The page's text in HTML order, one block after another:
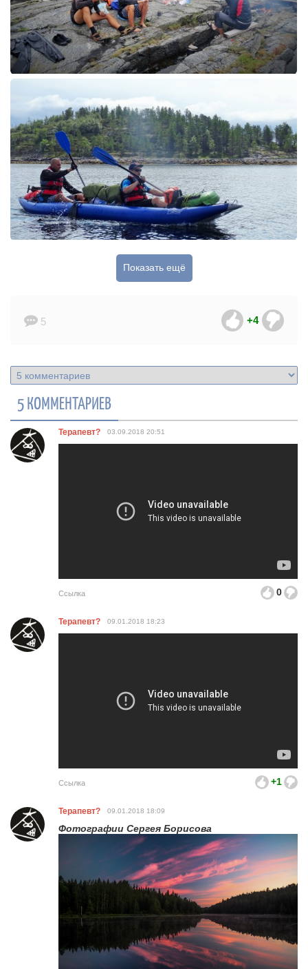
Показать ещё
5 +4
5 КОММЕНТАРИЕВ
Терапевт? 03.09.2018 20:51
Ссылка 0
Терапевт? 09.01.2018 18:23
Ссылка +1
Терапевт? 09.01.2018 18:09
Фотографии Сергея Борисова